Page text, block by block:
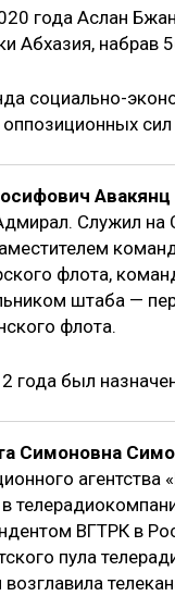
года Аслан
Абхазия, набрав
социально-
сил
Авакянц
Служил на
флота,
штаба —
флота.
года был
Симоновна
агентства
ВГТРК в
пула